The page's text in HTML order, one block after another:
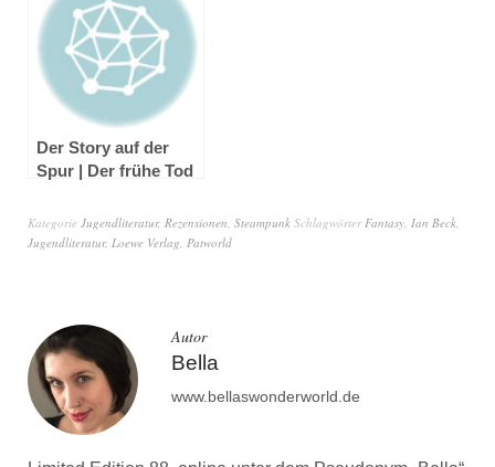
Der Story auf der
Spur | Der frühe Tod
Kategorie Jugendliteratur, Rezensionen, Steampunk SchlagwörterFantasy, Ian Beck,
Jugendliteratur, Loewe Verlag, Patworld
Autor
Bella
www.bellaswonderworld.de